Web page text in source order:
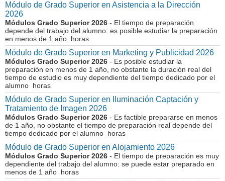
Módulo de Grado Superior en Asistencia a la Dirección
2026
Módulos Grado Superior 2026 - El tiempo de preparación
depende del trabajo del alumno: es posible estudiar la preparación
en menos de 1 año horas
Módulo de Grado Superior en Marketing y Publicidad 2026
Módulos Grado Superior 2026 - Es posible estudiar la
preparación en menos de 1 año, no obstante la duración real del
tiempo de estudio es muy dependiente del tiempo dedicado por el
alumno horas
Módulo de Grado Superior en Iluminación Captación y
Tratamiento de Imagen 2026
Módulos Grado Superior 2026 - Es factible prepararse en menos
de 1 año, no obstante el tiempo de preparación real depende del
tiempo dedicado por el alumno horas
Módulo de Grado Superior en Alojamiento 2026
Módulos Grado Superior 2026 - El tiempo de preparación es muy
dependiente del trabajo del alumno: se puede estar preparado en
menos de 1 año horas